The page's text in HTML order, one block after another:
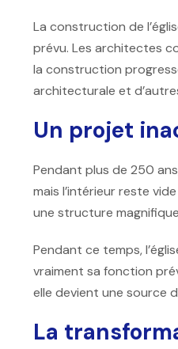
La construction de
prévu. Les architectes
la construction
architecturale et
Un projet
Pendant plus de 250
mais l’intérieur reste
une structure
Pendant ce temps,
vraiment sa fonction
elle devient une source
La